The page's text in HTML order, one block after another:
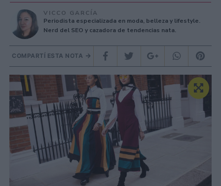
VICCO GARCÍA
Periodista especializada en moda, belleza y lifestyle.
Nerd del SEO y cazadora de tendencias nata.
COMPARTÍ ESTA NOTA